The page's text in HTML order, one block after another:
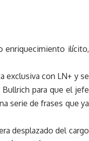
enriquecimiento ilícito,
exclusiva con LN+ y se
para que el jefe
serie de frases que ya
desplazado del cargo